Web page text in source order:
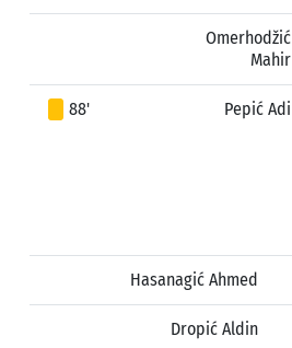
Omerhodžić
Mahir
88' Pepić Adi
Hasanagić Ahmed
Dropić Aldin